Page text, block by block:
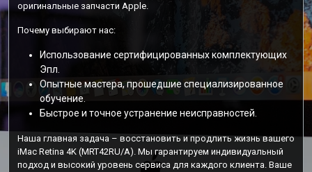
оригинальные запчасти Apple.
Почему выбирают нас:
Использование сертифицированных комплектующих
Эпл.
Опытные мастера, прошедшие специализированное
обучение.
Быстрое и точное устранение неисправностей.
Наша главная задача – восстановить и продлить жизнь вашего
iMac Retina 4K (MRT42RU/A). Мы гарантируем индивидуальный
подход и высокий уровень сервиса для каждого клиента. Ваше